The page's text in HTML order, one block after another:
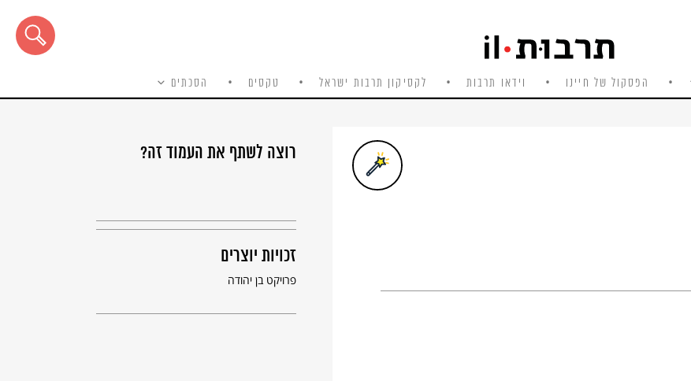
הפסקול של חיינו וידאו תרבות לקסיקון תרבות ישראל טקסים הסכתים
רוצה לשתף את העמוד זה?
זכויות יוצרים
פרויקט בן יהודה